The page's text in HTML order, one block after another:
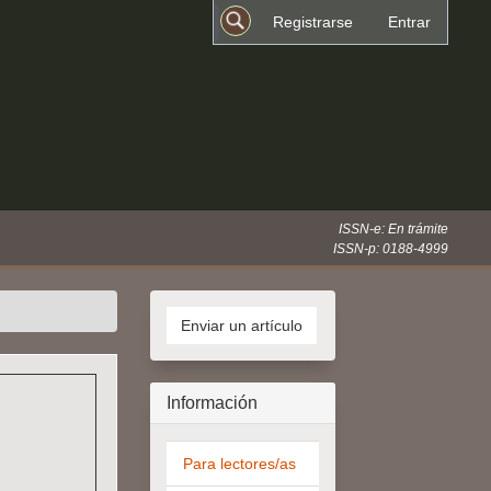
Registrarse Entrar
ISSN-e: En trámite
ISSN-p: 0188-4999
un
Enviar un artículo
Información
Para lectores/as